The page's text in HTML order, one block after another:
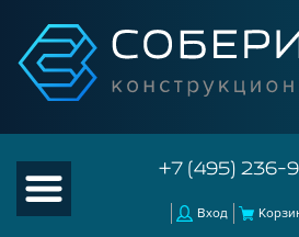
+7 (495) 236-
Вход